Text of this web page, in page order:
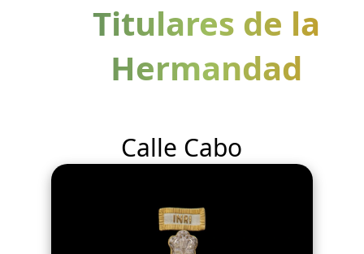
Titulares de la
Hermandad
Calle Cabo